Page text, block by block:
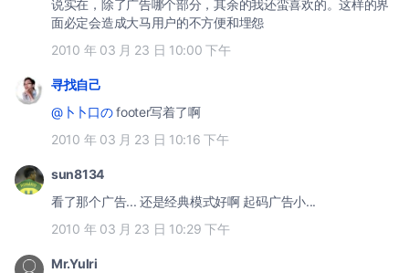
说实在，除了广告哪个部分，其余的我还蛮喜欢的。这样的界
面必定会造成大马用户的不方便和埋怨
2010 年 03 月 23 日 10:00 下午
寻找自己
@卜卜口のfooter写着了啊
2010 年 03 月 23 日 10:16 下午
sun8134
看了那个广告... 还是经典模式好啊 起码广告小...
2010 年 03 月 23 日 10:29 下午
Mr.Yulri